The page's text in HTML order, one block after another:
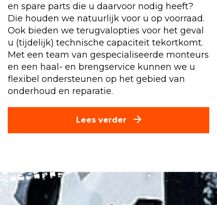
en spare parts die u daarvoor nodig heeft?
Die houden we natuurlijk voor u op voorraad.
Ook bieden we terugvalopties voor het geval
u (tijdelijk) technische capaciteit tekortkomt.
Met een team van gespecialiseerde monteurs
en een haal- en brengservice kunnen we u
flexibel ondersteunen op het gebied van
onderhoud en reparatie.
Lees verder